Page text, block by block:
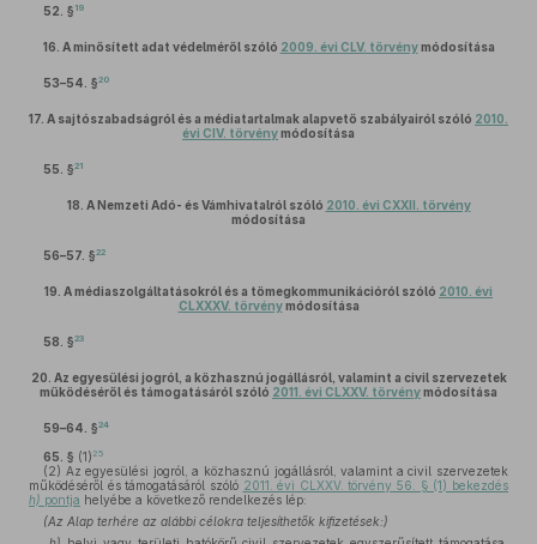
52. § 19
16. A minősített adat védelméről szóló 2009. évi CLV. törvénymódosítása
53–54. §20
17. A sajtószabadságról és a médiatartalmak alapvető szabályairól szóló 2010.
évi CIV. törvénymódosítása
55. §21
18. A Nemzeti Adó- és Vámhivatalról szóló 2010. évi CXXII. törvény
módosítása
56–57. §22
19. A médiaszolgáltatásokról és a tömegkommunikációról szóló 2010. évi
CLXXXV. törvénymódosítása
58. §23
20. Az egyesülési jogról, a közhasznú jogállásról, valamint a civil szervezetek
működéséről és támogatásáról szóló 2011. évi CLXXV. törvénymódosítása
59–64. §24
65. § (1) 25
(2) Az egyesülési jogról, a közhasznú jogállásról, valamint a civil szervezetek
működéséről és támogatásáról szóló 2011. évi CLXXV. törvény 56. § (1) bekezdés
h) pontja helyébe a következő rendelkezés lép:
(Az Alap terhére az alábbi célokra teljesíthetők kifizetések:)